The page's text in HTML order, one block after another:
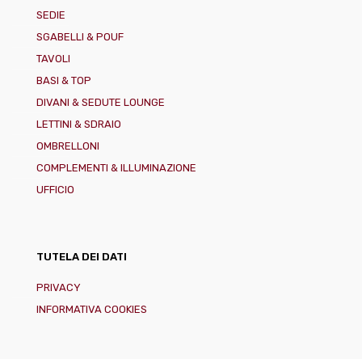
SEDIE
SGABELLI & POUF
TAVOLI
BASI & TOP
DIVANI & SEDUTE LOUNGE
LETTINI & SDRAIO
OMBRELLONI
COMPLEMENTI & ILLUMINAZIONE
UFFICIO
TUTELA DEI DATI
PRIVACY
INFORMATIVA COOKIES